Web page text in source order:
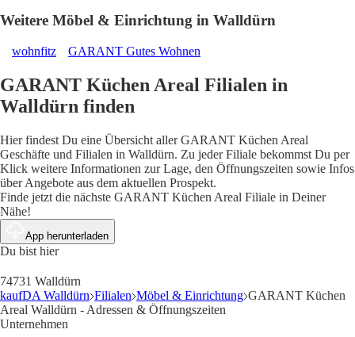
Weitere Möbel & Einrichtung in Walldürn
wohnfitz GARANT Gutes Wohnen
GARANT Küchen Areal Filialen in
Walldürn finden
Hier findest Du eine Übersicht aller GARANT Küchen Areal
Geschäfte und Filialen in Walldürn. Zu jeder Filiale bekommst Du per
Klick weitere Informationen zur Lage, den Öffnungszeiten sowie Infos
über Angebote aus dem aktuellen Prospekt.
Finde jetzt die nächste GARANT Küchen Areal Filiale in Deiner
Nähe!
App herunterladen
Du bist hier
74731 Walldürn
kaufDA Walldürn Filialen Möbel & Einrichtung GARANT Küchen
Areal Walldürn - Adressen & Öffnungszeiten
Unternehmen